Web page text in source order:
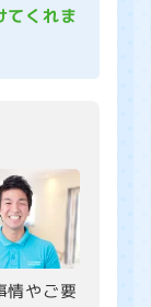
てくれま
情やご要